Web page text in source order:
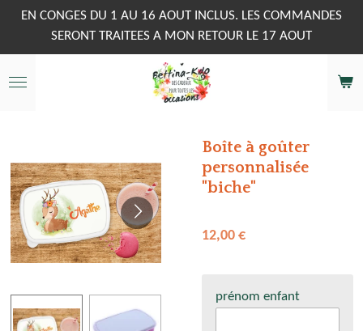
Passer
contenu
principal
EN CONGES DU 1 AU 16 AOUT INCLUS. LES COMMANDES
SERONT TRAITEES A MON RETOUR LE 17 AOUT
Boîte à goûter
personnalisée
"biche"
12,00 €
prénom enfant